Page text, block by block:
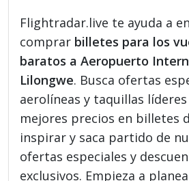
Flightradar.live te ayuda a
comprar billetes para los
baratos a Aeropuerto
Lilongwe. Busca ofertas
aerolíneas y taquillas
mejores precios en billetes
inspirar y saca partido de
ofertas especiales y
exclusivos. Empieza a